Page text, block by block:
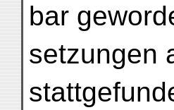
bar
setzungen